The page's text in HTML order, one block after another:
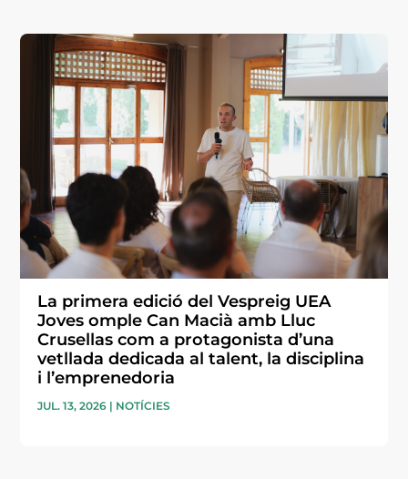
La primera edició del Vespreig UEA
Joves omple Can Macià amb Lluc
Crusellas com a protagonista d’una
vetllada dedicada al talent, la disciplina
i l’emprenedoria
JUL. 13, 2026 | NOTÍCIES